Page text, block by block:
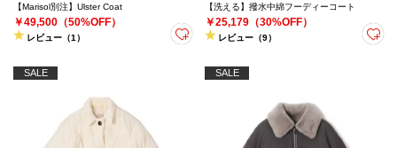
【Marisol別注】Ulster Coat
￥49,500（50%OFF）
レビュー（1）
【洗える】撥水中綿フーディーコート
￥25,179（30%OFF）
レビュー（9）
SALE SALE